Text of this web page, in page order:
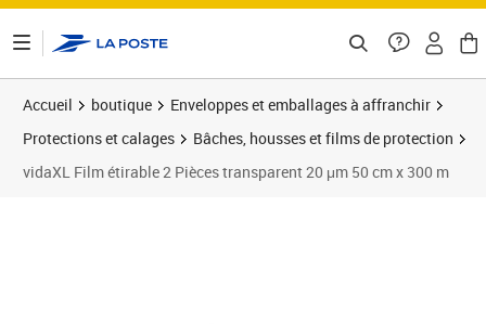
Accueil boutique
Enveloppes et emballages à affranchir
Protections et calages
Bâches, housses et films de protection
vidaXL Film étirable 2 Pièces transparent 20 μm 50 cm x 300 m